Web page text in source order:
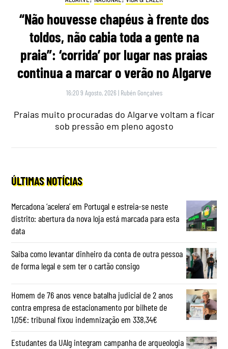
“Não houvesse chapéus à frente dos
toldos, não cabia toda a gente na
praia”: ‘corrida’ por lugar nas praias
continua a marcar o verão no Algarve
16:20 9 Agosto, 2026 | Rubén Gonçalves
Praias muito procuradas do Algarve voltam a ficar
sob pressão em pleno agosto
ÚLTIMAS NOTÍCIAS
Mercadona ‘acelera’ em Portugal e estreia-se neste
distrito: abertura da nova loja está marcada para esta
data
Saiba como levantar dinheiro da conta de outra pessoa
de forma legal e sem ter o cartão consigo
Homem de 76 anos vence batalha judicial de 2 anos
contra empresa de estacionamento por bilhete de
1,05€: tribunal fixou indemnização em 338,34€
Estudantes da UAlg integram campanha de arqueologia